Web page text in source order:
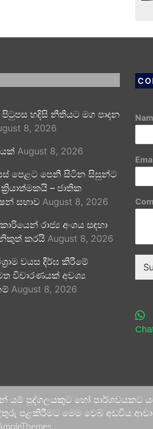
හදිසි නීතියට මග පාදන
8, 2026
August 8, 2026
පෙළට පෙනී සිටින සිසුන්ට
ක්‍රියාත්මකයි – ජාතික
සභාව August 8, 2026
රාජ්‍ය අංශය සඳහා
කරයි August 8, 2026
වයස දීර්ඝ කිරීමේ
විචාරණයක් අවශ්‍ය
August 8, 2026
යම් පුද්ගලයකුට හෝ පාර්ශවයකට
මෙම වෙබ් අඩවිය ආචාර